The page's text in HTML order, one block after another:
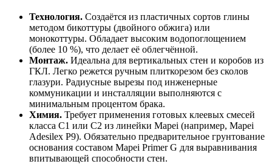
Технология. Создаётся из пластичных сортов глины
методом бикоттуры (двойного обжига) или
монокоттуры. Обладает высоким водопоглощением
(более 10 %), что делает её облегчённой.
Монтаж. Идеальна для вертикальных стен и коробов из
ГКЛ. Легко режется ручным плиткорезом без сколов
глазури. Радиусные вырезы под инженерные
коммуникации и инсталляции выполняются с
минимальным процентом брака.
Химия. Требует применения готовых клеевых смесей
класса C1 или C2 из линейки Mapei (например, Mapei
Adesilex P9). Обязательно предварительное грунтование
основания составом Mapei Primer G для выравнивания
впитывающей способности стен.